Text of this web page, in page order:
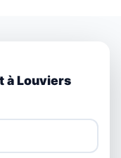
à Louviers